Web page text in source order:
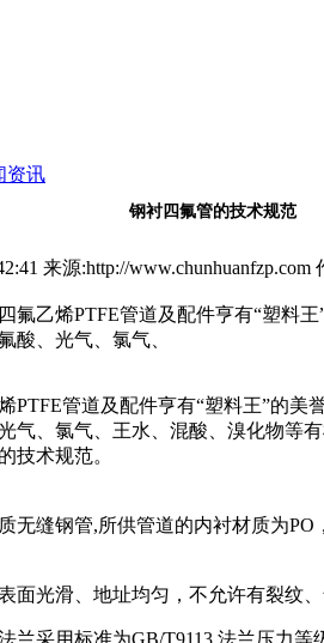
资讯
钢衬四氟管的技术规范
来源:http://
氟乙烯PTFE管道及配件亨有“塑料
酸、光气、氯气、
管道及配件亨有“塑料王”的美
气、氯气、王水、混酸、溴化物等
技术规范。
缝钢管,所供管道的内衬材质为PO
光滑、地址均匀，不允许有裂纹、
采用标准为GB/T9113,法兰压力等